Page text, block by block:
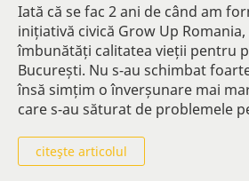
Iată că se fac 2 ani de când am
inițiativă civică Grow Up
îmbunătăți calitatea vieții pentru
București. Nu s-au schimbat
însă simțim o înverșunare mai
care s-au săturat de problemele
citeşte articolul